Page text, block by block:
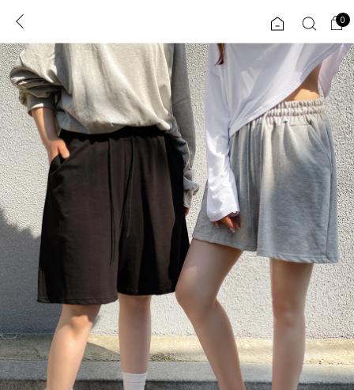
로그인 0
ENG
TW
JP
콘텐츠 리뷰 & 혜택 플러스핏 회원혜택 입
CATEGORY COMMUNITY
도착보장⚡
인플루언서 pick!
신상 5%
베스트
MADE
세트할인 ~30%
ALL
익스클루시브
아우터
니트
블라우스
0